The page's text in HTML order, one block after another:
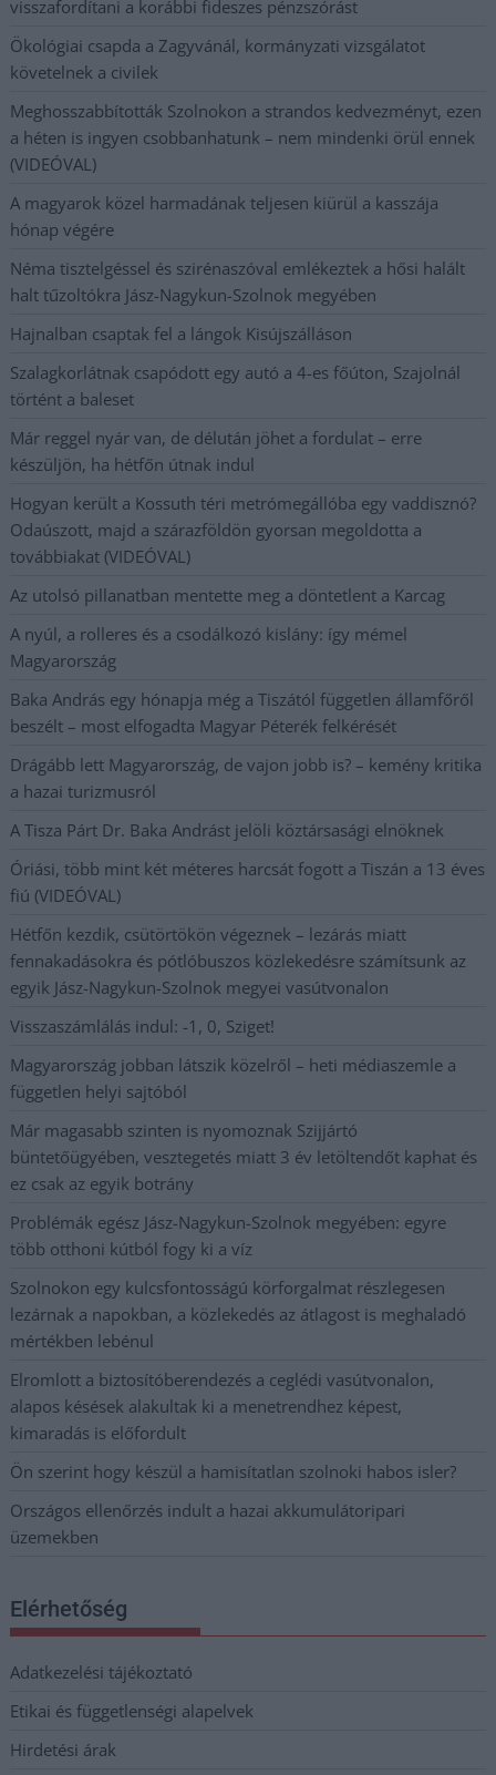
visszafordítani a korábbi fideszes pénzszórást
Ökológiai csapda a Zagyvánál, kormányzati vizsgálatot
követelnek a civilek
Meghosszabbították Szolnokon a strandos kedvezményt, ezen
a héten is ingyen csobbanhatunk – nem mindenki örül ennek
(VIDEÓVAL)
A magyarok közel harmadának teljesen kiürül a kasszája
hónap végére
Néma tisztelgéssel és szirénaszóval emlékeztek a hősi halált
halt tűzoltókra Jász-Nagykun-Szolnok megyében
Hajnalban csaptak fel a lángok Kisújszálláson
Szalagkorlátnak csapódott egy autó a 4-es főúton, Szajolnál
történt a baleset
Már reggel nyár van, de délután jöhet a fordulat – erre
készüljön, ha hétfőn útnak indul
Hogyan került a Kossuth téri metrómegállóba egy vaddisznó?
Odaúszott, majd a szárazföldön gyorsan megoldotta a
továbbiakat (VIDEÓVAL)
Az utolsó pillanatban mentette meg a döntetlent a Karcag
A nyúl, a rolleres és a csodálkozó kislány: így mémel
Magyarország
Baka András egy hónapja még a Tiszától független államfőről
beszélt – most elfogadta Magyar Péterék felkérését
Drágább lett Magyarország, de vajon jobb is? – kemény kritika
a hazai turizmusról
A Tisza Párt Dr. Baka Andrást jelöli köztársasági elnöknek
Óriási, több mint két méteres harcsát fogott a Tiszán a 13 éves
fiú (VIDEÓVAL)
Hétfőn kezdik, csütörtökön végeznek – lezárás miatt
fennakadásokra és pótlóbuszos közlekedésre számítsunk az
egyik Jász-Nagykun-Szolnok megyei vasútvonalon
Visszaszámlálás indul: -1, 0, Sziget!
Magyarország jobban látszik közelről – heti médiaszemle a
független helyi sajtóból
Már magasabb szinten is nyomoznak Szijjártó
büntetőügyében, vesztegetés miatt 3 év letöltendőt kaphat és
ez csak az egyik botrány
Problémák egész Jász-Nagykun-Szolnok megyében: egyre
több otthoni kútból fogy ki a víz
Szolnokon egy kulcsfontosságú körforgalmat részlegesen
lezárnak a napokban, a közlekedés az átlagost is meghaladó
mértékben lebénul
Elromlott a biztosítóberendezés a ceglédi vasútvonalon,
alapos késések alakultak ki a menetrendhez képest,
kimaradás is előfordult
Ön szerint hogy készül a hamisítatlan szolnoki habos isler?
Országos ellenőrzés indult a hazai akkumulátoripari
üzemekben
Elérhetőség
Adatkezelési tájékoztató
Etikai és függetlenségi alapelvek
Hirdetési árak